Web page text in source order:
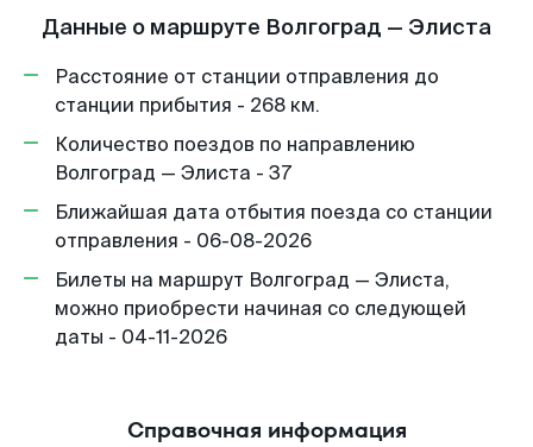
Данные о маршруте Волгоград — Элиста
Расстояние от станции отправления до
станции прибытия - 268 км.
Количество поездов по направлению
Волгоград — Элиста - 37
Ближайшая дата отбытия поезда со станции
отправления - 06-08-2026
Билеты на маршрут Волгоград — Элиста,
можно приобрести начиная со следующей
даты - 04-11-2026
Справочная информация